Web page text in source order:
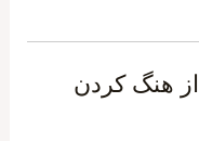
هنگ کردن